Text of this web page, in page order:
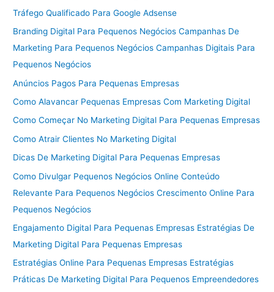
Tráfego Qualificado Para Google Adsense
Branding Digital Para Pequenos Negócios Campanhas De
Marketing Para Pequenos Negócios Campanhas Digitais Para
Pequenos Negócios
Anúncios Pagos Para Pequenas Empresas
Como Alavancar Pequenas Empresas Com Marketing Digital
Como Começar No Marketing Digital Para Pequenas Empresas
Como Atrair Clientes No Marketing Digital
Dicas De Marketing Digital Para Pequenas Empresas
Como Divulgar Pequenos Negócios Online Conteúdo
Relevante Para Pequenos Negócios Crescimento Online Para
Pequenos Negócios
Engajamento Digital Para Pequenas Empresas Estratégias De
Marketing Digital Para Pequenas Empresas
Estratégias Online Para Pequenas Empresas Estratégias
Práticas De Marketing Digital Para Pequenos Empreendedores